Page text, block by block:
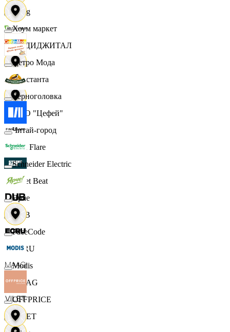
string
X5 ДИДЖИТАЛ
Константа
ООО "Цефей"
Finn Flare
Street Beat
DUB
ECRU
MAAG
VILET
Хоум маркет
Цетро Мода
Черноголовка
Читай-город
Schneider Electric
Ярче
FaceCode
Modis
OFFPRICE